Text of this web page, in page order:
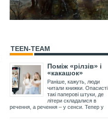
TEEN-TEAM
Поміж «рілзів» і
«какашок»
Раніше, кажуть, люди
читали книжки. Опасисті
такі паперові штуки, де
літери складалися в
речення, а речення – у сенси. Тепер у